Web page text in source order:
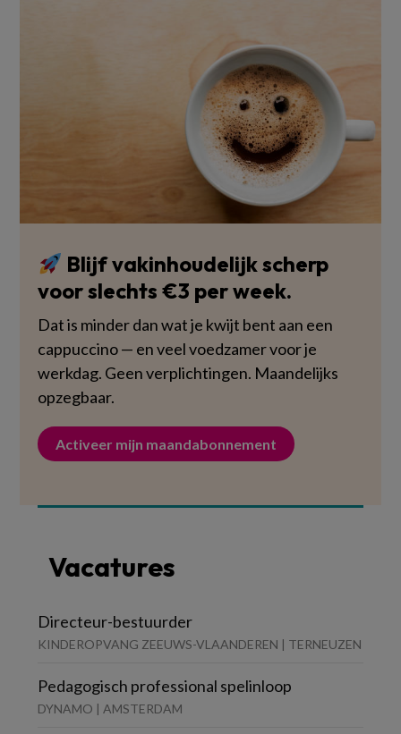
Blijf vakinhoudelijk scherp
voor slechts €3 per week.
Dat is minder dan wat je kwijt bent aan een
cappuccino — en veel voedzamer voor je
werkdag. Geen verplichtingen. Maandelijks
opzegbaar.
Activeer mijn maandabonnement
Vacatures
Directeur-bestuurder
KINDEROPVANG ZEEUWS-VLAANDEREN | TERNEUZEN
Pedagogisch professional spelinloop
DYNAMO | AMSTERDAM